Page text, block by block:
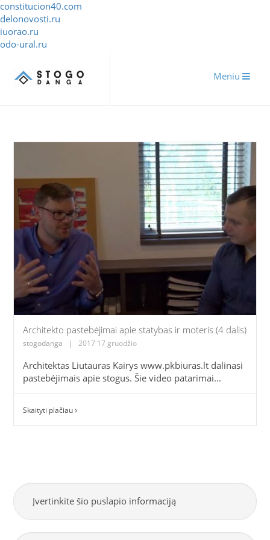
constitucion40.com
delonovosti.ru
iuorao.ru
odo-ural.ru
Meniu
Architekto pastebėjimai apie statybas ir moteris (4 dalis)
stogodanga | 2017 17 gruodžio
Architektas Liutauras Kairys www.pkbiuras.lt dalinasi
pastebėjimais apie stogus. Šie video patarimai...
Skaityti plačiau
Įvertinkite šio puslapio informaciją